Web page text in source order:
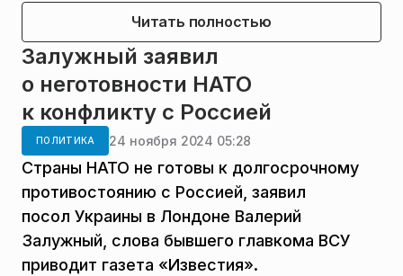
Читать полностью
Залужный заявил
о неготовности НАТО
к конфликту с Россией
ПОЛИТИКА 24 ноября 2024 05:28
Страны НАТО не готовы к долгосрочному
противостоянию с Россией, заявил
посол Украины в Лондоне Валерий
Залужный, слова бывшего главкома ВСУ
приводит газета «Известия».